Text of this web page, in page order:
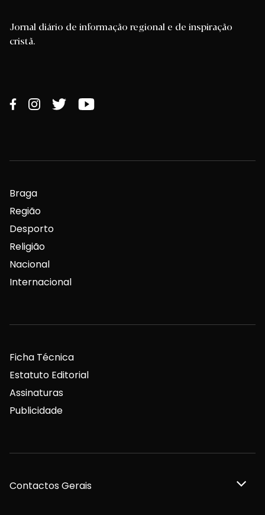
Jornal diário de informação regional e de inspiração
cristã.
Braga
Região
Desporto
Religião
Nacional
Internacional
Ficha Técnica
Estatuto Editorial
Assinaturas
Publicidade
Contactos Gerais